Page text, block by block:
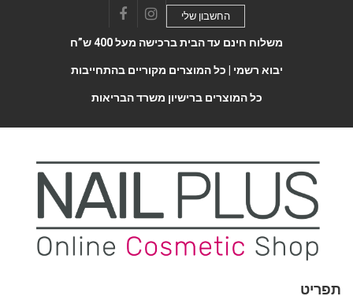
FacebookInstagram
החשבון שלי
משלוח חינם עד הבית ברכישה מעל 400 ש”ח
יבוא רשמי | כל המוצרים מקוריים בהתחייבות
כל המוצרים ברישיון משרד הבריאות
Toggle
תפריט